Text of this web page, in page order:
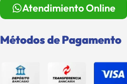
Atendimiento Online
Métodos de Pagamento